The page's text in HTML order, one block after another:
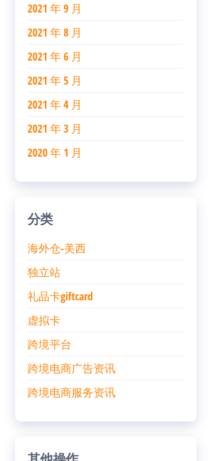
2021 年 9 月
2021 年 8 月
2021 年 6 月
2021 年 5 月
2021 年 4 月
2021 年 3 月
2020 年 1 月
分类
海外仓-美西
独立站
礼品卡giftcard
虚拟卡
跨境平台
跨境电商广告资讯
跨境电商服务资讯